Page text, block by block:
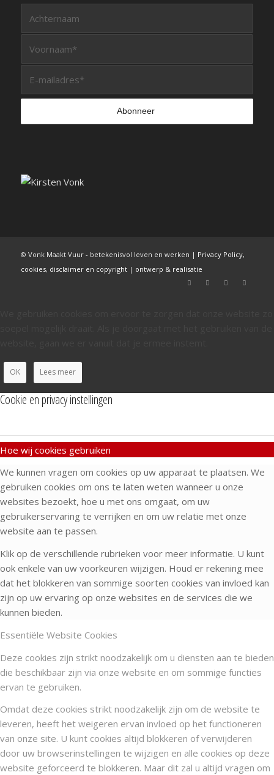
© Vonk Maakt Vuur - betekenisvol leven en werken | Privacy Policy,
cookies, disclaimer en copyright| ontwerp & realisatie
OK Lees meer
Cookie en privacy instellingen
Hoe wij cookies gebruiken
We kunnen vragen om cookies op uw apparaat te plaatsen. We
gebruiken cookies om ons te laten weten wanneer u onze
websites bezoekt, hoe u met ons omgaat, om uw
gebruikerservaring te verrijken en om uw relatie met onze
website aan te passen.
Klik op de verschillende rubrieken voor meer informatie. U kunt
ook enkele van uw voorkeuren wijzigen. Houd er rekening mee
dat het blokkeren van sommige soorten cookies van invloed kan
zijn op uw ervaring op onze websites en de services die we
kunnen bieden.
Essentiële Website Cookies
Deze cookies zijn strikt noodzakelijk om u diensten aan te bieden
die beschikbaar zijn via onze website en om sommige functies
ervan te gebruiken.
Omdat deze cookies strikt noodzakelijk zijn om de website te
leveren, heeft het weigeren ervan invloed op het functioneren
van onze site. U kunt cookies altijd blokkeren of verwijderen
door uw browserinstellingen te wijzigen en alle cookies op deze
website geforceerd te blokkeren. Maar dit zal u altijd vragen om